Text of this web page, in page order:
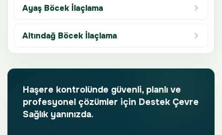
Ayaş Böcek İlaçlama
Altındağ Böcek İlaçlama
Haşere kontrolünde güvenli, planlı ve
profesyonel çözümler için Destek Çevre
Sağlık yanınızda.